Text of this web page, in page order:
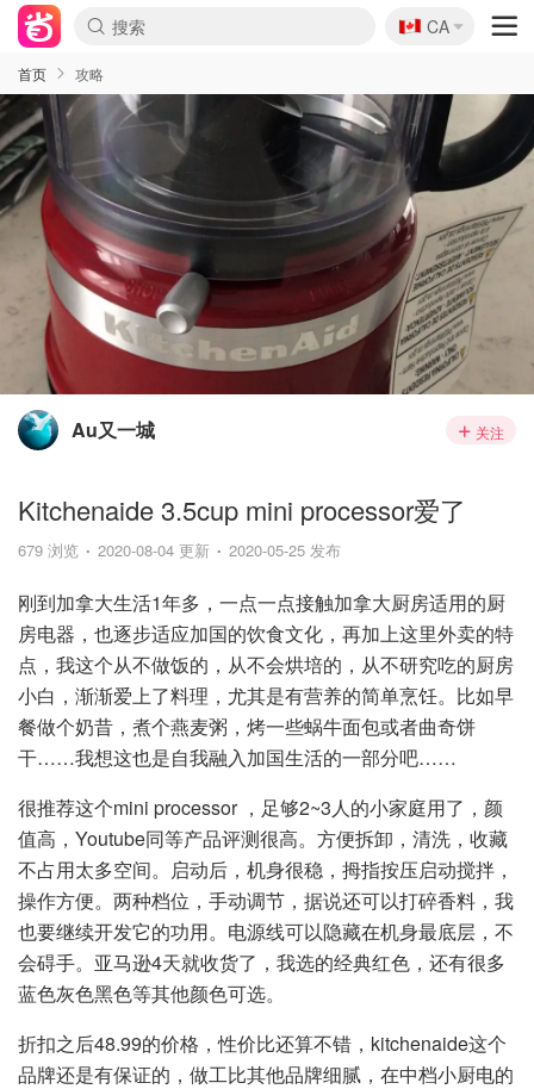
🇨🇦
CA
首页 攻略
Au又一城 关注
Kitchenaide 3.5cup mini processor爱了
679 浏览 2020-08-04 更新 2020-05-25 发布
刚到加拿大生活1年多，一点一点接触加拿大厨房适用的厨
房电器，也逐步适应加国的饮食文化，再加上这里外卖的特
点，我这个从不做饭的，从不会烘培的，从不研究吃的厨房
小白，渐渐爱上了料理，尤其是有营养的简单烹饪。比如早
餐做个奶昔，煮个燕麦粥，烤一些蜗牛面包或者曲奇饼
干……我想这也是自我融入加国生活的一部分吧……
很推荐这个mini processor ，足够2~3人的小家庭用了，颜
值高，Youtube同等产品评测很高。方便拆卸，清洗，收藏
不占用太多空间。启动后，机身很稳，拇指按压启动搅拌，
操作方便。两种档位，手动调节，据说还可以打碎香料，我
也要继续开发它的功用。电源线可以隐藏在机身最底层，不
会碍手。亚马逊4天就收货了，我选的经典红色，还有很多
蓝色灰色黑色等其他颜色可选。
折扣之后48.99的价格，性价比还算不错，kitchenaide这个
品牌还是有保证的，做工比其他品牌细腻，在中档小厨电的